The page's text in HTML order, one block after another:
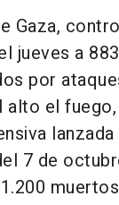
Gaza,
jueves a
por
alto el
7 de